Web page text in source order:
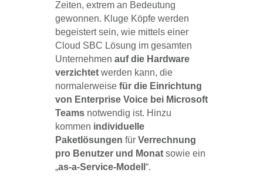
Zeiten, extrem an Bedeutung
gewonnen. Kluge Köpfe werden
begeistert sein, wie mittels einer
Cloud SBC Lösung im gesamten
Unternehmen auf die Hardware
verzichtet werden kann, die
normalerweise für die Einrichtung
von Enterprise Voice bei Microsoft
Teams notwendig ist. Hinzu
kommen individuelle
Paketlösungen für Verrechnung
pro Benutzer und Monat sowie ein
„as-a-Service-Modell “.